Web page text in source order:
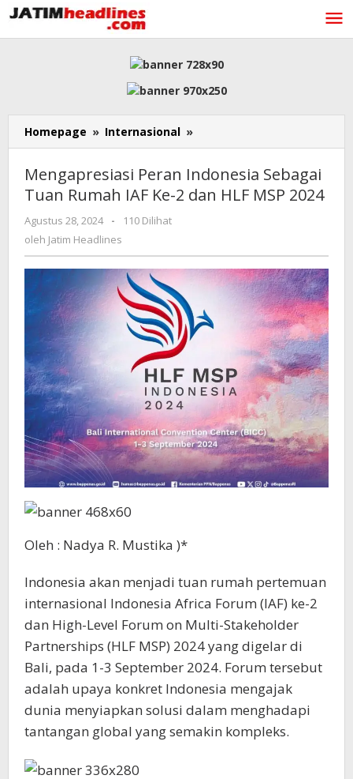
Lewati
ke
konten
Homepage » Internasional »
Peran
Sebagai
Tuan
dan
MSP
2024
Mengapresiasi Peran Indonesia Sebagai
Tuan Rumah IAF Ke-2 dan HLF MSP 2024
Agustus 28, 2024
oleh
-
110 Dilihat
oleh Jatim Headlines
Oleh : Nadya R. Mustika )*
Indonesia akan menjadi tuan rumah pertemuan
internasional Indonesia Africa Forum (IAF) ke-2
dan High-Level Forum on Multi-Stakeholder
Partnerships (HLF MSP) 2024 yang digelar di
Bali, pada 1-3 September 2024. Forum tersebut
adalah upaya konkret Indonesia mengajak
dunia menyiapkan solusi dalam menghadapi
tantangan global yang semakin kompleks.